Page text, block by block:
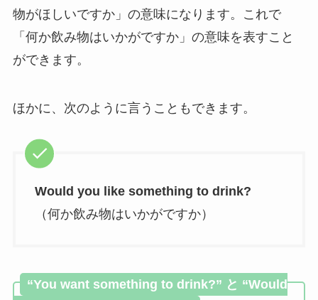
物がほしいですか」の意味になります。これで
「何か飲み物はいかがですか」の意味を表すこと
ができます。
ほかに、次のように言うこともできます。
Would you like something to drink?
（何か飲み物はいかがですか）
“You want something to drink?” と “Would